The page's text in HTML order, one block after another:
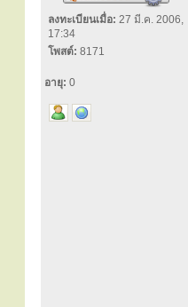
ลงทะเบียนเมื่อ: 27 มี.ค. 2006,
17:34
โพสต์: 8171
อายุ: 0